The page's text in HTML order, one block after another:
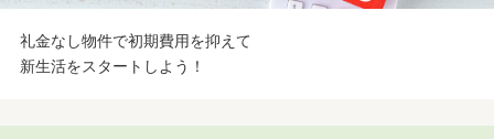
礼金なし物件で初期費用を抑えて
新生活をスタートしよう！